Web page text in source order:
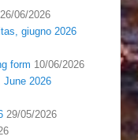
26/06/2026
giugno 2026
form 10/06/2026
June 2026
29/05/2026